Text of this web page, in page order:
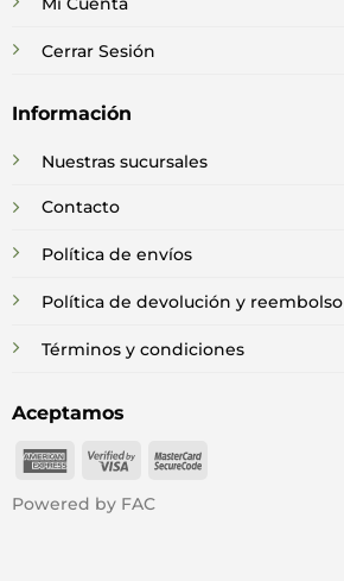
Cerrar Sesión
Información
Nuestras sucursales
Contacto
Política de envíos
Política de devolución y reembolso
Términos y condiciones
Aceptamos
American
Visa
MasterCard
Powered by FAC